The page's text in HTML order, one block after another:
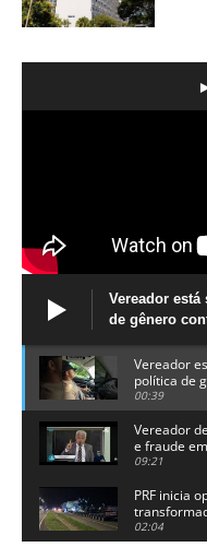
Vereador
de gênero
Vereador
política de
Saúde
00:39
Vereador
e fraude
Alhandra
09:21
PRF inicia
02:04